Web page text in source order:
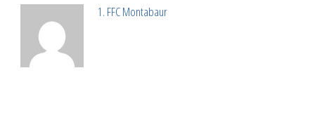
1. FFC Montabaur